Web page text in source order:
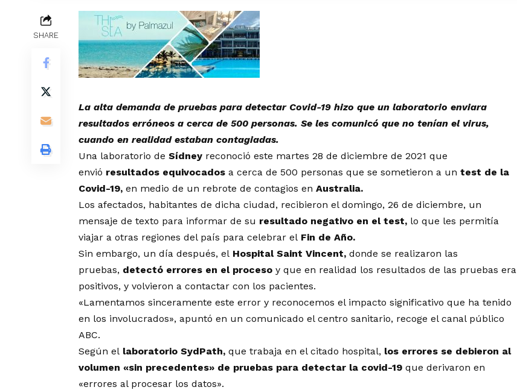
SHARE
La alta demanda de pruebas para detectar Covid-19 hizo que un laboratorio enviara
resultados erróneos a cerca de 500 personas. Se les comunicó que no tenían el virus,
cuando en realidad estaban contagiadas.
Una laboratorio de Sídney reconoció este martes 28 de diciembre de 2021 que
envió resultados equivocados a cerca de 500 personas que se sometieron a un test de la
Covid-19, en medio de un rebrote de contagios en Australia.
Los afectados, habitantes de dicha ciudad, recibieron el domingo, 26 de diciembre, un
mensaje de texto para informar de su resultado negativo en el test, lo que les permitía
viajar a otras regiones del país para celebrar el Fin de Año.
Sin embargo, un día después, el Hospital Saint Vincent, donde se realizaron las
pruebas, detectó errores en el proceso y que en realidad los resultados de las pruebas era
positivos, y volvieron a contactar con los pacientes.
«Lamentamos sinceramente este error y reconocemos el impacto significativo que ha tenido
en los involucrados», apuntó en un comunicado el centro sanitario, recoge el canal público
ABC.
Según el laboratorio SydPath, que trabaja en el citado hospital, los errores se debieron al
volumen «sin precedentes» de pruebas para detectar la covid-19 que derivaron en
«errores al procesar los datos».